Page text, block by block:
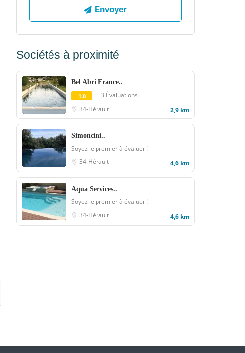
Sociétés à proximité
Bel Abri France..
1.0
3 Évaluations
34-Hérault
2,9 km
Simoncini..
Soyez le premier à évaluer !
34-Hérault
4,6 km
Aqua Services..
Soyez le premier à évaluer !
34-Hérault
4,6 km